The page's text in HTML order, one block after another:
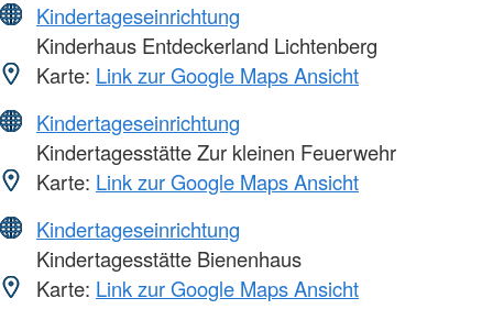
Kindertageseinrichtung
Kinderhaus Entdeckerland Lichtenberg
Karte: Link zur Google Maps Ansicht
Kindertageseinrichtung
Kindertagesstätte Zur kleinen Feuerwehr
Karte: Link zur Google Maps Ansicht
Kindertageseinrichtung
Kindertagesstätte Bienenhaus
Karte: Link zur Google Maps Ansicht